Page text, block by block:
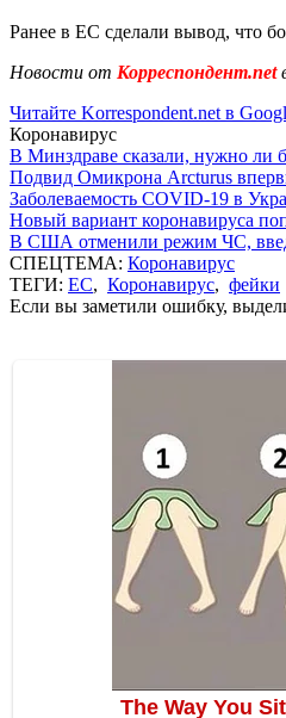
Ранее в ЕС сделали вывод, что
Новости от Корреспондент.net
Читайте Korrespondent.net в
Коронавирус
В Минздраве сказали, нужно ли
Подвид Омикрона Arcturus
Заболеваемость COVID-19 в
Новый вариант коронавируса
В США отменили режим ЧС,
СПЕЦТЕМА: Коронавирус
ТЕГИ: ЕС, Коронавирус, фейки
Если вы заметили ошибку,